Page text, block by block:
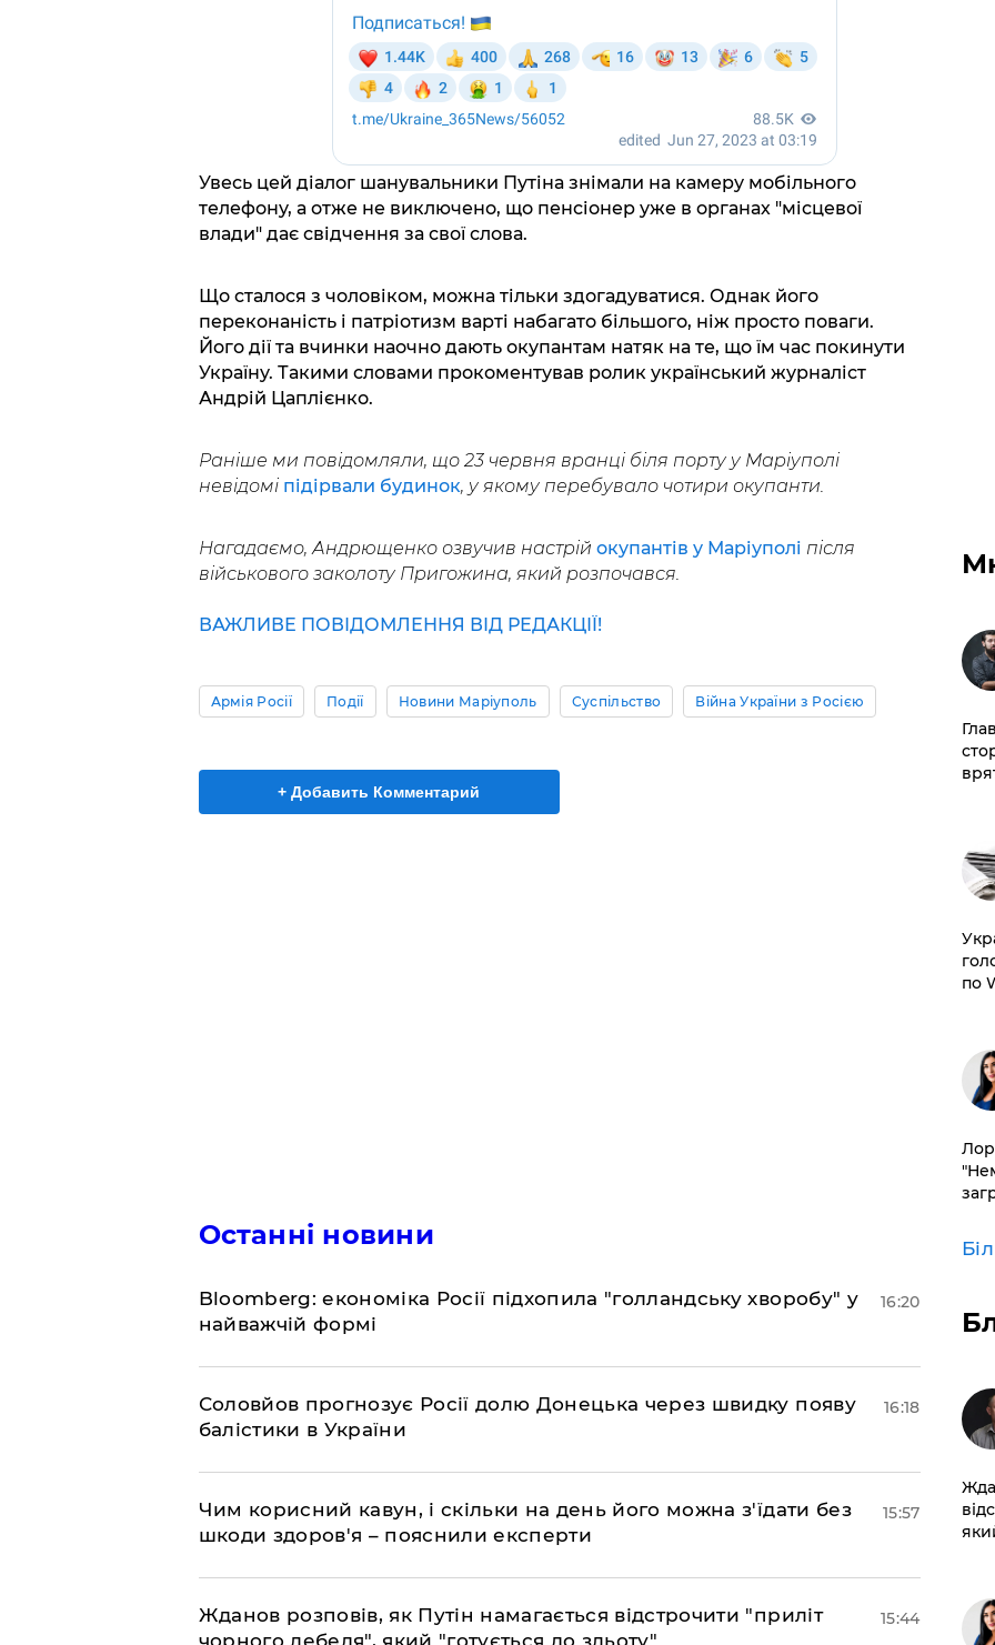
Увесь цей діалог шанувальники Путіна знімали на камеру мобільного
телефону, а отже не виключено, що пенсіонер уже в органах "місцевої
влади" дає свідчення за свої слова.
Що сталося з чоловіком, можна тільки здогадуватися. Однак його
переконаність і патріотизм варті набагато більшого, ніж просто поваги.
Його дії та вчинки наочно дають окупантам натяк на те, що їм час покинути
Україну. Такими словами прокоментував ролик український журналіст
Андрій Цаплієнко.
Раніше ми повідомляли, що 23 червня вранці біля порту у Маріуполі
невідомі підірвали будинок, у якому перебувало чотири окупанти.
Нагадаємо, Андрющенко озвучив настрій окупантів у Маріуполі після
військового заколоту Пригожина, який розпочався.
ВАЖЛИВЕ ПОВІДОМЛЕННЯ ВІД РЕДАКЦІЇ!
Армія Росії Події Новини Маріуполь Суспільство Війна України з Росією
+ Добавить Комментарий
Останні новини
Bloomberg: економіка Росії підхопила "голландську хворобу" у
найважчій формі
16:20
Соловйов прогнозує Росії долю Донецька через швидку появу
балістики в України
16:18
Чим корисний кавун, і скільки на день його можна з'їдати без
шкоди здоров'я – пояснили експерти
15:57
Жданов розповів, як Путін намагається відстрочити "приліт
15:44
по